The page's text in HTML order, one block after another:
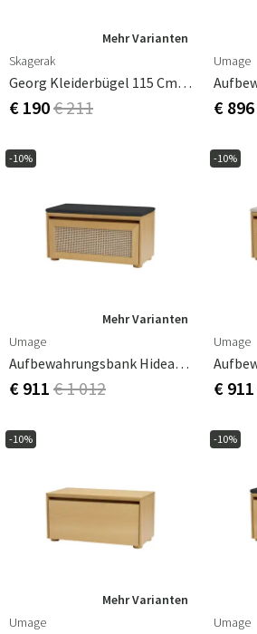
Mehr Varianten
Skagerak
Georg Kleiderbügel 115 Cm Eiche
€ 190€ 211
Umage
€ 896
-10%
Mehr Varianten
Umage
Aufbewahrungsbank Hideaway Cane – Shadow
€ 911 € 1 012
-10%
Umage
€ 911
-10%
Mehr Varianten
Umage
-10%
Umage